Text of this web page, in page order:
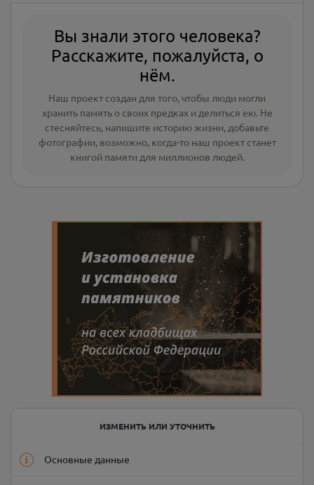
Вы знали этого человека?
Расскажите, пожалуйста, о
нём.
Наш проект создан для того, чтобы люди могли
хранить память о своих предках и делиться ею. Не
стесняйтесь, напишите историю жизни, добавьте
фотографии, возможно, когда-то наш проект станет
книгой памяти для миллионов людей.
ИЗМЕНИТЬ ИЛИ УТОЧНИТЬ
Основные данные